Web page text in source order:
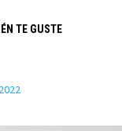
TE GUSTE